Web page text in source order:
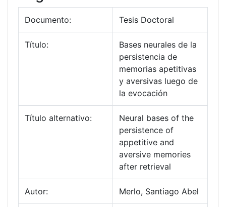
Documento: Tesis Doctoral
Título:
Bases neurales de la
persistencia de
memorias apetitivas
y aversivas luego de
la evocación
Título alternativo:
Neural bases of the
persistence of
appetitive and
aversive memories
after retrieval
Autor: Merlo, Santiago Abel